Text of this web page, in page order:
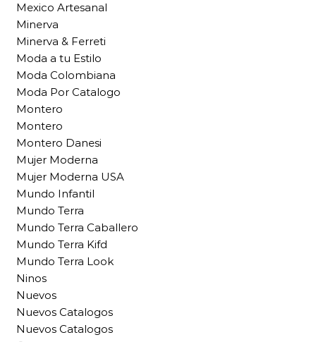
Mexico Artesanal
Minerva
Minerva & Ferreti
Moda a tu Estilo
Moda Colombiana
Moda Por Catalogo
Montero
Montero
Montero Danesi
Mujer Moderna
Mujer Moderna USA
Mundo Infantil
Mundo Terra
Mundo Terra Caballero
Mundo Terra Kifd
Mundo Terra Look
Ninos
Nuevos
Nuevos Catalogos
Nuevos Catalogos